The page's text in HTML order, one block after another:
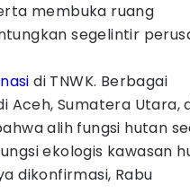
membuka ruang
segelintir
di TNWK. Berbagai
Aceh, Sumatera Utara,
alih fungsi hutan
ekologis kawasan
dikonfirmasi, Rabu